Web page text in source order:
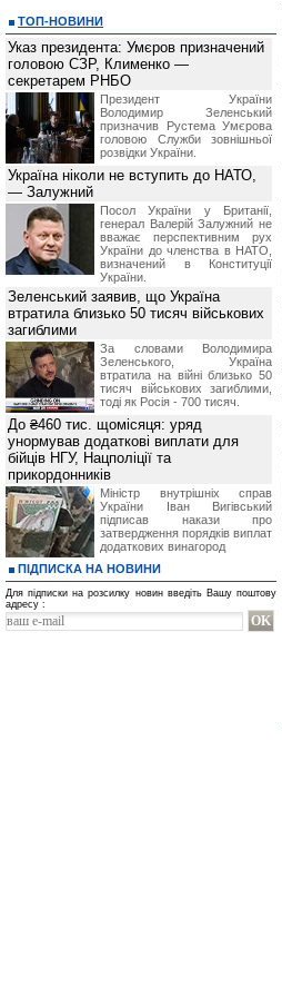
ТОП-НОВИНИ
Указ президента: Умєров призначений
головою СЗР, Клименко —
секретарем РНБО
Президент України
Володимир Зеленський
призначив Pустема Умєрова
головою Служби зовнішньої
розвідки України.
Україна ніколи не вступить до НАТО,
— Залужний
Посол України у Британії,
генерал Валерій Залужний не
вважає перспективним рух
України до членства в НАТО,
визначений в Конституції
України.
Зеленський заявив, що Україна
втратила близько 50 тисяч військових
загиблими
За словами Володимира
Зеленського, Україна
втратила на війні близько 50
тисяч військових загиблими,
тоді як Росія - 700 тисяч.
До ₴460 тис. щомісяця: уряд
унормував додаткові виплати для
бійців НГУ, Нацполіції та
прикордонників
Міністр внутрішніх справ
України Іван Вигівський
підписав накази про
затвердження порядків виплат
додаткових винагород
ПІДПИСКА НА НОВИНИ
Для підписки на розсилку новин введіть Вашу поштову
адресу :